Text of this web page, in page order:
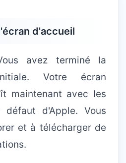
d'accueil
avez terminé la
Votre écran
maintenant avec les
défaut d'Apple. Vous
et à télécharger de